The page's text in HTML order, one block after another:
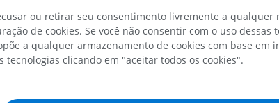
Cavalo - Dentes
Ilustrações
ou retirar seu consentimento livremente a qualquer
de cookies. Se você não consentir com o uso dessas
a qualquer armazenamento de cookies com base em
tecnologias clicando em "aceitar todos os cookies".